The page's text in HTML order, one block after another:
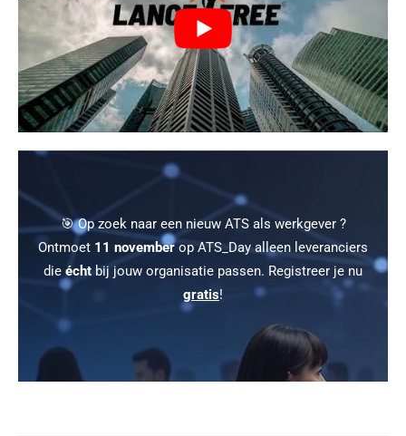
🎯 Op zoek naar een nieuw ATS als werkgever ?
Ontmoet 11 novemberop ATS_Day alleen leveranciers
die écht bij jouw organisatie passen. Registreer je nu
gratis!